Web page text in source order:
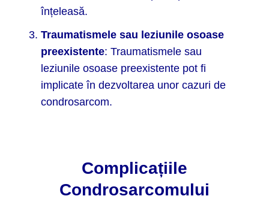
înțeleasă.
Traumatismele sau leziunile osoase
preexistente: Traumatismele sau
leziunile osoase preexistente pot fi
implicate în dezvoltarea unor cazuri de
condrosarcom.
Complicațiile
Condrosarcomului